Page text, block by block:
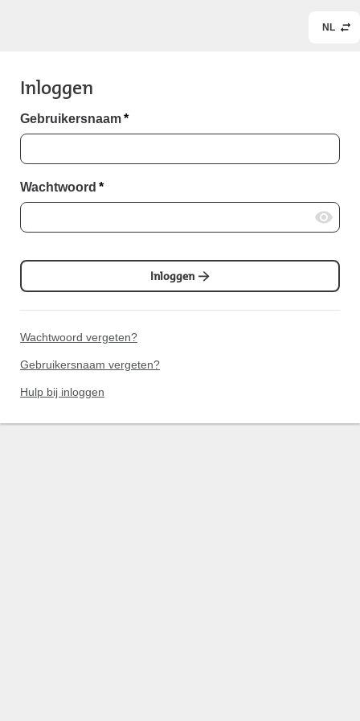
NL
Inloggen
Gebruikersnaam*
Wachtwoord *
Inloggen
Wachtwoord vergeten?
Gebruikersnaam vergeten?
Hulp bij inloggen